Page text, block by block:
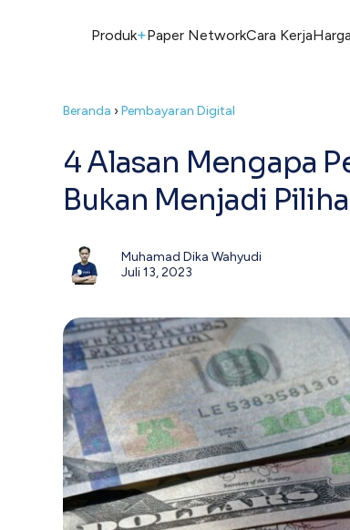
Produk+Paper NetworkCara KerjaHarga
Beranda › Pembayaran Digital
4 Alasan Mengapa
Bukan Menjadi
Muhamad Dika Wahyudi
Juli 13, 2023